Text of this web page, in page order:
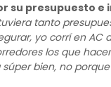
su presupuesto
tanto
yo corrí en AC
los que
bien, no